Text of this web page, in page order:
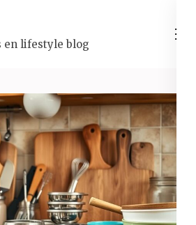
en lifestyle blog